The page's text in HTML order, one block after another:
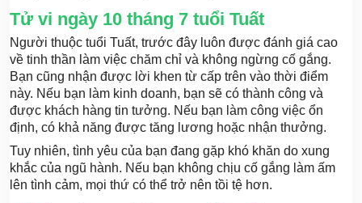
Tử vi ngày 10 tháng 7 tuổi Tuất
Người thuộc tuổi Tuất, trước đây luôn được đánh giá cao
về tinh thần làm việc chăm chỉ và không ngừng cố gắng.
Bạn cũng nhận được lời khen từ cấp trên vào thời điểm
này. Nếu bạn làm kinh doanh, bạn sẽ có thành công và
được khách hàng tin tưởng. Nếu bạn làm công việc ổn
định, có khả năng được tăng lương hoặc nhận thưởng.
Tuy nhiên, tình yêu của bạn đang gặp khó khăn do xung
khắc của ngũ hành. Nếu bạn không chịu cố gắng làm ấm
lên tình cảm, mọi thứ có thể trở nên tồi tệ hơn.